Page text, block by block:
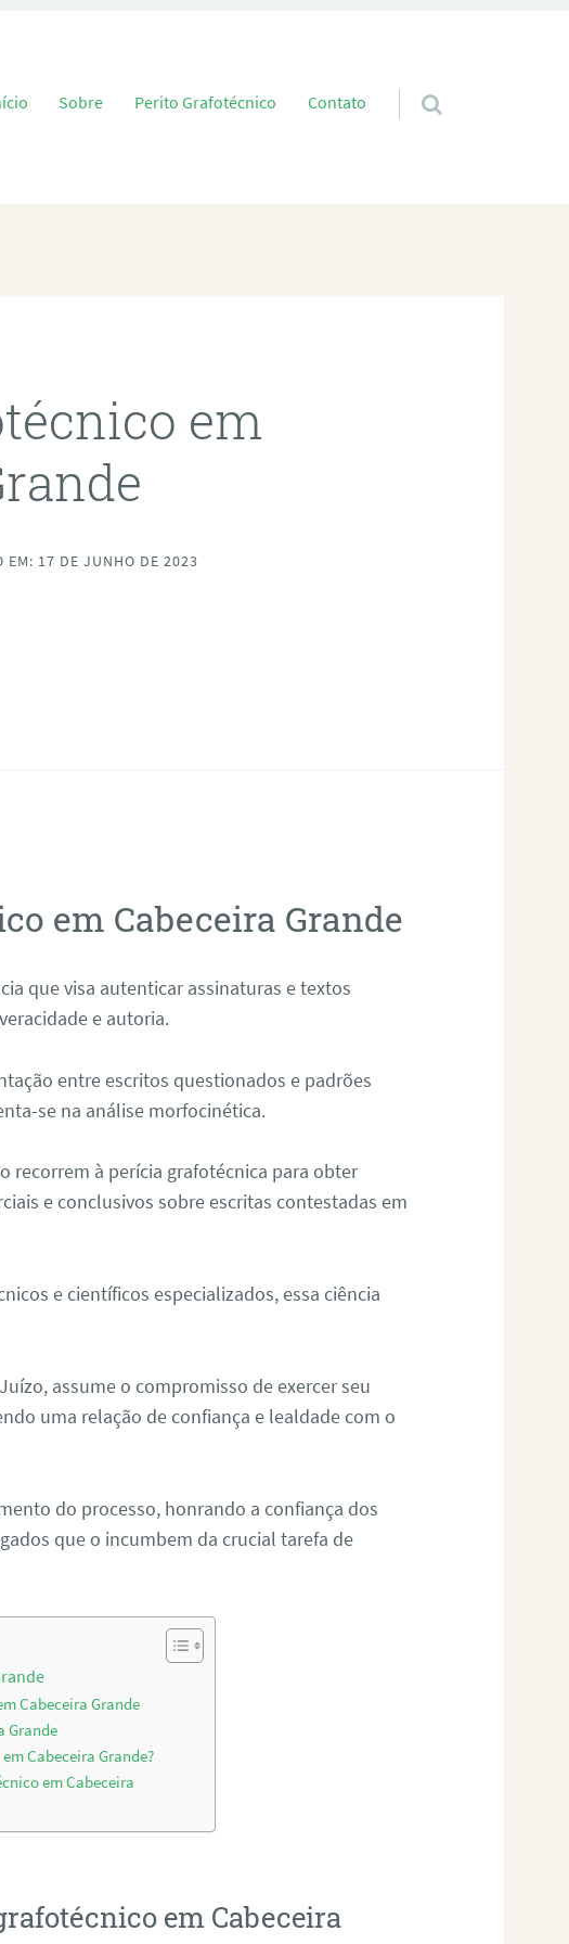
para o conteúdo
Sobre Perito Grafotécnico Contato
em
EM: 17 DE JUNHO DE 2023
em Cabeceira Grande
que visa autenticar assinaturas e textos
e autoria.
entre escritos questionados e padrões
se na análise morfocinética.
recorrem à perícia grafotécnica para obter
e conclusivos sobre escritas contestadas em
e científicos especializados, essa ciência
assume o compromisso de exercer seu
uma relação de confiança e lealdade com o
do processo, honrando a confiança dos
que o incumbem da crucial tarefa de
Cabeceira Grande
Grande
Cabeceira Grande?
em Cabeceira
em Cabeceira